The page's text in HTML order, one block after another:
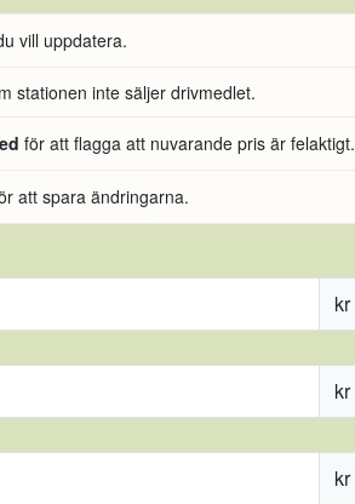
vill uppdatera.
stationen inte säljer drivmedlet.
för att flagga att nuvarande pris är felaktigt.
att spara ändringarna.
kr
kr
kr